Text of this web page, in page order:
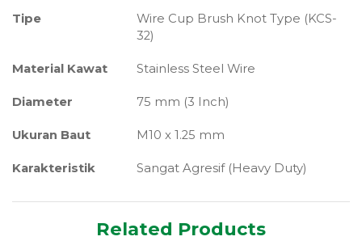
Tipe
Wire Cup Brush Knot Type (KCS-
32)
Material Kawat Stainless Steel Wire
Diameter 75 mm (3 Inch)
Ukuran Baut M10 x 1.25 mm
Karakteristik Sangat Agresif (Heavy Duty)
Related Products